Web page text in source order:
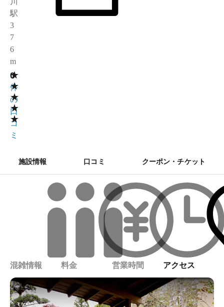
駅
3
7
6
m
★
★
★
★
★
0
0
件
の
口
コ
ミ
施設情報 口コミ クーポン・チケット
混雑情報 料金 営業時間 アクセス